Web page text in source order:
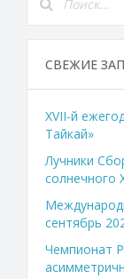
СВЕЖИЕ
XVII-й
Тайкай»
Лучники
солнечного
сентябрь
Чемпионат